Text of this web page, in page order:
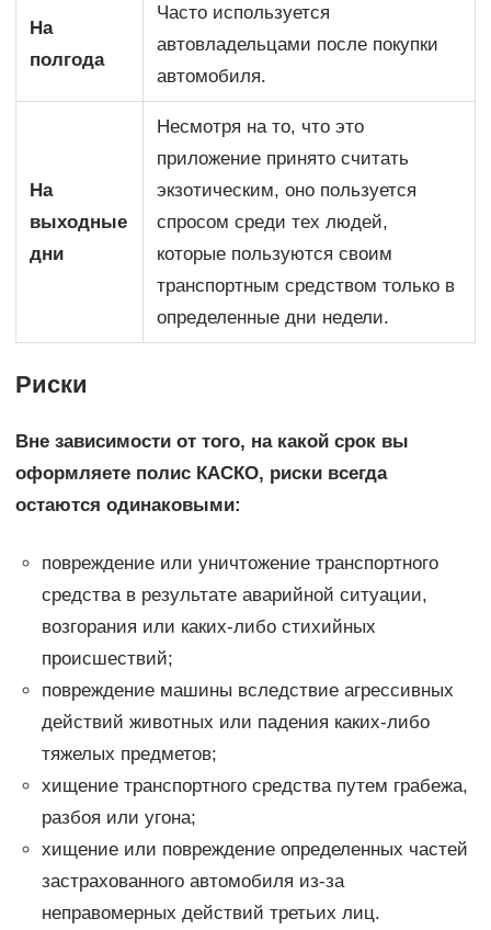
На
полгода
Часто используется
автовладельцами после покупки
автомобиля.
На
выходные
дни
Несмотря на то, что это
приложение принято считать
экзотическим, оно пользуется
спросом среди тех людей,
которые пользуются своим
транспортным средством только в
определенные дни недели.
Риски
Вне зависимости от того, на какой срок вы
оформляете полис КАСКО, риски всегда
остаются одинаковыми:
повреждение или уничтожение транспортного
средства в результате аварийной ситуации,
возгорания или каких-либо стихийных
происшествий;
повреждение машины вследствие агрессивных
действий животных или падения каких-либо
тяжелых предметов;
хищение транспортного средства путем грабежа,
разбоя или угона;
хищение или повреждение определенных частей
застрахованного автомобиля из-за
неправомерных действий третьих лиц.